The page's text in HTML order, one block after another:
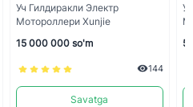
Уч Гилдиракли Электр
Мотороллери Xunjie
15 000 000 so'm
144
Savatga